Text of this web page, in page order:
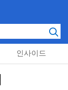
인사이드